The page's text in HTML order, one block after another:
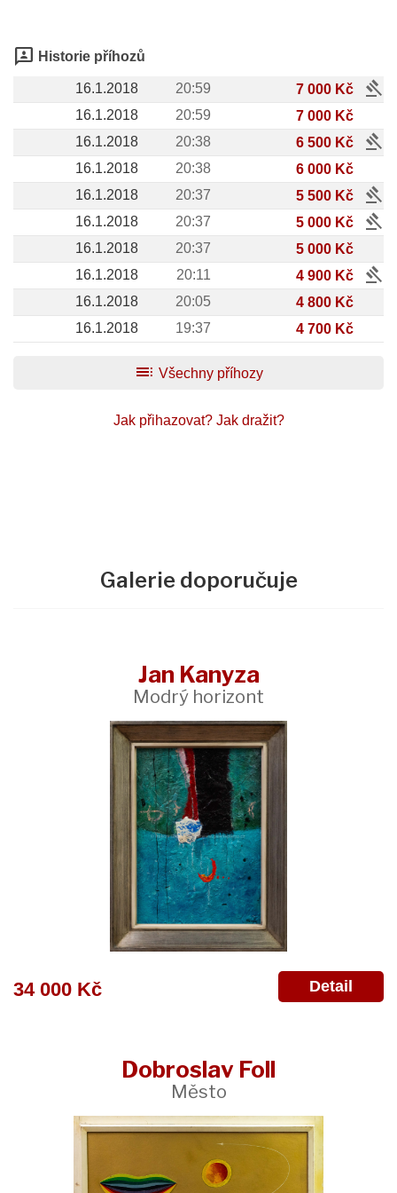
3p Historie příhozů
16.1.2018 20:59 7 000 Kč gavel
16.1.2018 20:59
7 000 Kč
16.1.2018
20:38 6 500 Kč gavel
16.1.2018 20:38
6 000 Kč
16.1.2018
20:37 5 500 Kč gavel
16.1.2018 20:37 5 000 Kč gavel
16.1.2018 20:37
5 000 Kč
16.1.2018
20:11 4 900 Kč gavel
16.1.2018 20:05
4 800 Kč
16.1.2018
19:37 4 700 Kč
toc Všechny příhozy
Jak přihazovat? Jak dražit?
Galerie doporučuje
Jan Kanyza
Modrý horizont
34 000 Kč Detail
Dobroslav Foll
Město